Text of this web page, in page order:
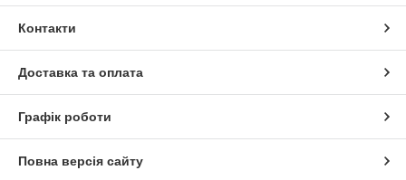
Контакти
Доставка та оплата
Графік роботи
Повна версія сайту